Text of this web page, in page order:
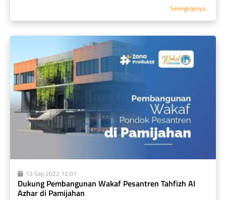
Selengkapnya..
13 Sep 2022 12:01
Dukung Pembangunan Wakaf Pesantren Tahfizh Al
Azhar di Pamijahan